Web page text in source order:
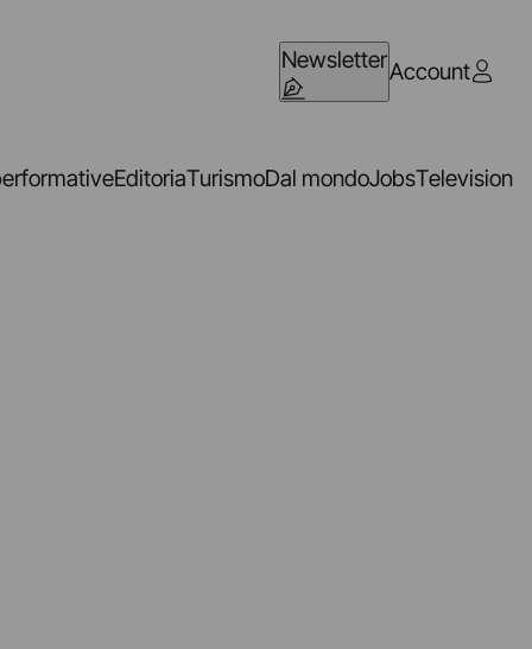
NewsletterAccount
EditoriaTurismoDal mondoJobsTelevision